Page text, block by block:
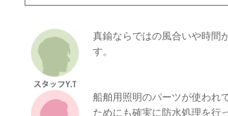
真鍮ならではの風合いや時間
す。
船舶用照明のパーツが使われ
ためにも確実に防水処理を行